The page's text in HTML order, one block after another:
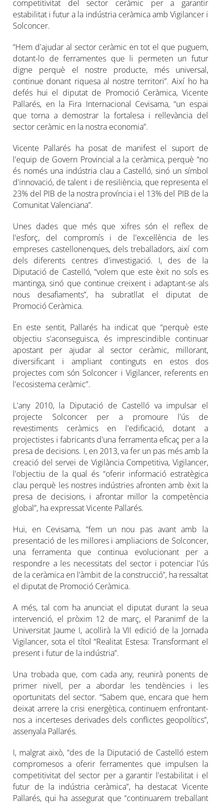
competitivitat del sector ceràmic per a garantir
estabilitat i futur a la indústria ceràmica amb Vigilancer i
Solconcer.
“Hem d'ajudar al sector ceràmic en tot el que puguem,
dotant-lo de ferramentes que li permeten un futur
digne perquè el nostre producte, més universal,
continue donant riquesa al nostre territori”. Així ho ha
defés hui el diputat de Promoció Ceràmica, Vicente
Pallarés, en la Fira Internacional Cevisama, “un espai
que torna a demostrar la fortalesa i rellevància del
sector ceràmic en la nostra economia”.
Vicente Pallarés ha posat de manifest el suport de
l'equip de Govern Provincial a la ceràmica, perquè “no
és només una indústria clau a Castelló, sinó un símbol
d'innovació, de talent i de resiliència, que representa el
23% del PIB de la nostra província i el 13% del PIB de la
Comunitat Valenciana”.
Unes dades que més que xifres són el reflex de
l'esforç, del compromís i de l'excel·lència de les
empreses castellonenques, dels treballadors, així com
dels diferents centres d'investigació. I, des de la
Diputació de Castelló, “volem que este èxit no sols es
mantinga, sinó que continue creixent i adaptant-se als
nous desafiaments”, ha subratllat el diputat de
Promoció Ceràmica.
En este sentit, Pallarés ha indicat que “perquè este
objectiu s'aconseguisca, és imprescindible continuar
apostant per ajudar al sector ceràmic, millorant,
diversificant i ampliant continguts en estos dos
projectes com són Solconcer i Vigilancer, referents en
l'ecosistema ceràmic”.
L'any 2010, la Diputació de Castelló va impulsar el
projecte Solconcer per a promoure l'ús de
revestiments ceràmics en l'edificació, dotant a
projectistes i fabricants d'una ferramenta eficaç per a la
presa de decisions. I, en 2013, va fer un pas més amb la
creació del servei de Vigilància Competitiva, Vigilancer,
l'objectiu de la qual és “oferir informació estratègica
clau perquè les nostres indústries afronten amb èxit la
presa de decisions, i afrontar millor la competència
global”, ha expressat Vicente Pallarés.
Hui, en Cevisama, “fem un nou pas avant amb la
presentació de les millores i ampliacions de Solconcer,
una ferramenta que continua evolucionant per a
respondre a les necessitats del sector i potenciar l'ús
de la ceràmica en l'àmbit de la construcció”, ha ressaltat
el diputat de Promoció Ceràmica.
A més, tal com ha anunciat el diputat durant la seua
intervenció, el pròxim 12 de març, el Paranimf de la
Universitat Jaume I, acollirà la VII edició de la Jornada
Vigilancer, sota el títol “Realitat Estesa: Transformant el
present i futur de la indústria”.
Una trobada que, com cada any, reunirà ponents de
primer nivell, per a abordar les tendències i les
oportunitats del sector. “Sabem que, encara que hem
deixat arrere la crisi energètica, continuem enfrontant-
nos a incerteses derivades dels conflictes geopolítics”,
assenyala Pallarés.
I, malgrat això, “des de la Diputació de Castelló estem
compromesos a oferir ferramentes que impulsen la
competitivitat del sector per a garantir l'estabilitat i el
futur de la indústria ceràmica”, ha destacat Vicente
Pallarés, qui ha assegurat que “continuarem treballant